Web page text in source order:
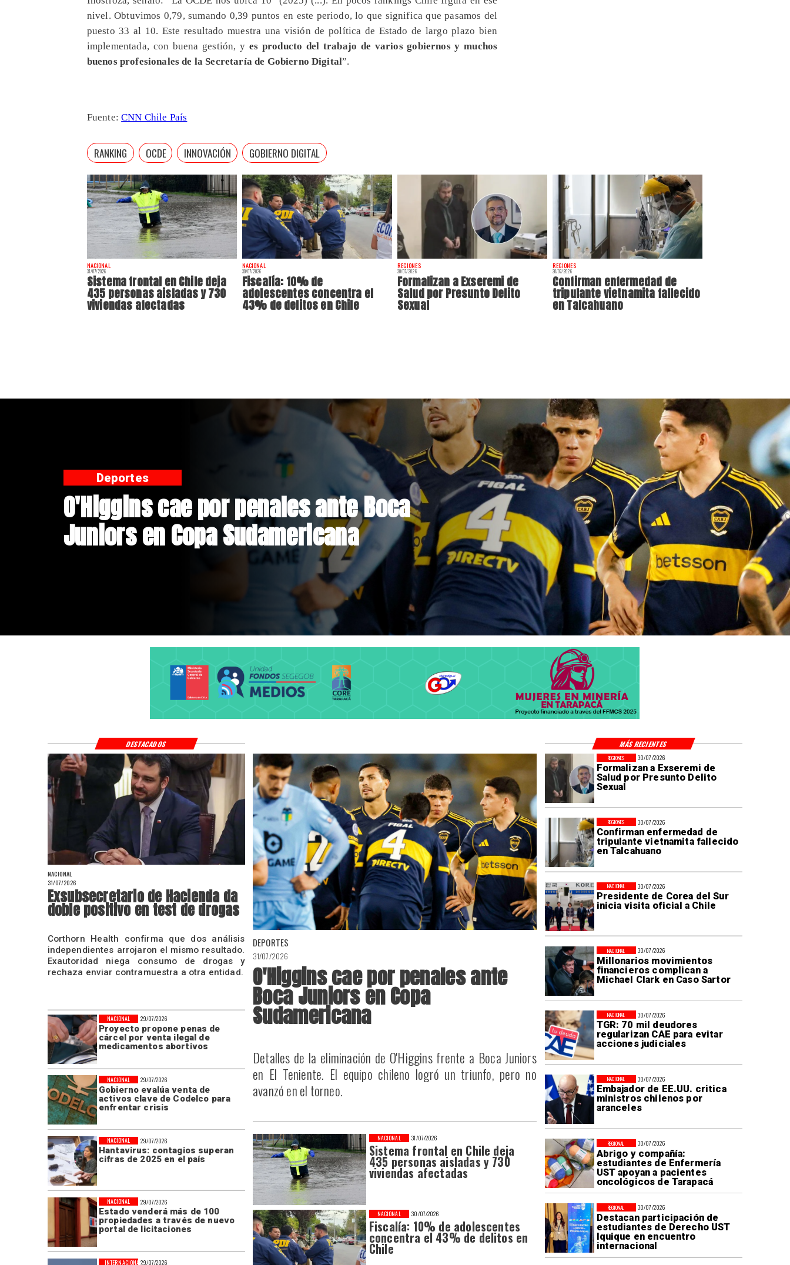
NACIONAL
31/07/2026
Sistema frontal en Chile deja
435 personas aisladas y 730
viviendas afectadas
NACIONAL
30/07/2026
Fiscalía: 10% de
adolescentes concentra el
43% de delitos en Chile
REGIONES
30/07/2026
Formalizan a Exseremi de
Salud por Presunto Delito
Sexual
REGIONES
30/07/2026
Confirman enfermedad de
tripulante vietnamita fallecido
en Talcahuano
nivel. Obtuvimos 0,79, sumando 0,39 puntos en este periodo, lo que significa que pasamos del
puesto 33 al 10. Este resultado muestra una visión de política de Estado de largo plazo bien
implementada, con buena gestión, y es producto del trabajo de varios gobiernos y muchos
buenos profesionales de la Secretaría de Gobierno Digital”.
Fuente:CNN Chile País
RANKING OCDE INNOVACIÓN GOBIERNO DIGITAL
Exsubsecretario de Hacienda da
doble positivo en test de drogas
Nacional
30/07/2026
Formalizan a Exseremi de
Salud por Presunto Delito
Sexual
REGIONES
30/07/2026
Confirman enfermedad de
tripulante vietnamita fallecido
en Talcahuano
REGIONES
30/07/2026
Presidente de Corea del Sur
inicia visita oficial a Chile
NACIONAL
30/07/2026
Millonarios movimientos
financieros complican a
Michael Clark en Caso Sartor
NACIONAL
30/07/2026
TGR: 70 mil deudores
regularizan CAE para evitar
acciones judiciales
NACIONAL
30/07/2026
Embajador de EE.UU. critica
ministros chilenos por
aranceles
NACIONAL
30/07/2026
Abrigo y compañía:
estudiantes de Enfermería
UST apoyan a pacientes
oncológicos de Tarapacá
REGIONAL
30/07/2026
Destacan participación de
estudiantes de Derecho UST
Iquique en encuentro
internacional
REGIONAL
29/07/2026
Proyecto propone penas de
cárcel por venta ilegal de
medicamentos abortivos
NACIONAL
29/07/2026
Gobierno evalúa venta de
activos clave de Codelco para
enfrentar crisis
NACIONAL
29/07/2026
Hantavirus: contagios superan
cifras de 2025 en el país
NACIONAL
29/07/2026
Estado venderá más de 100
propiedades a través de nuevo
portal de licitaciones
NACIONAL
29/07/2026
INTERNACIONAL
31/07/2026
Sistema frontal en Chile deja
435 personas aisladas y 730
viviendas afectadas
NACIONAL
30/07/2026
Fiscalía: 10% de adolescentes
concentra el 43% de delitos en
Chile
NACIONAL
NACIONAL
31/07/2026
Exsubsecretario de Hacienda da
doble positivo en test de drogas
Corthorn Health confirma que dos análisis
independientes arrojaron el mismo resultado.
Exautoridad niega consumo de drogas y
rechaza enviar contramuestra a otra entidad.
DEPORTES
31/07/2026
O'Higgins cae por penales ante
Boca Juniors en Copa
Sudamericana
Detalles de la eliminación de O'Higgins frente a Boca Juniors
en El Teniente. El equipo chileno logró un triunfo, pero no
avanzó en el torneo.
DESTACADOS MÁS RECIENTES